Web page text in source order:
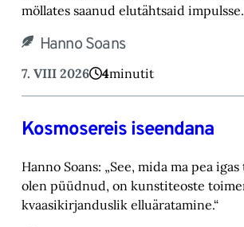
möllates saanud elutähtsaid impulsse.‎
Hanno Soans
7. VIII 2026 4minutit
Kosmosereis iseendana
Hanno Soans: „See, mida ma pea
olen püüdnud, on kunstiteoste
kvaasikirjanduslik elluäratamine.“